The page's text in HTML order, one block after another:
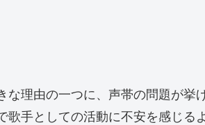
な理由の一つに、声帯の問題が挙
手としての活動に不安を感じる